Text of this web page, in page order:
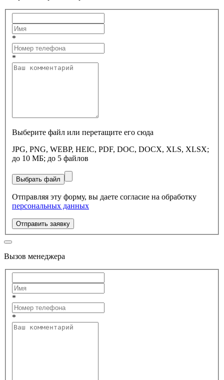
*
*
Выберите файл или перетащите его сюда
JPG, PNG, WEBP, HEIC, PDF, DOC, DOCX, XLS, XLSX;
до 10 МБ; до 5 файлов
Выбрать файл
Отправляя эту форму, вы даете согласие на обработку
персональных данных
Отправить заявку
Вызов менеджера
*
*